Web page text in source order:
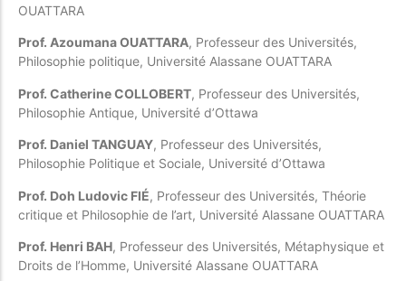
OUATTARA
Prof. Azoumana OUATTARA, Professeur des Universités,
Philosophie politique, Université Alassane OUATTARA
Prof. Catherine COLLOBERT, Professeur des Universités,
Philosophie Antique, Université d’Ottawa
Prof. Daniel TANGUAY, Professeur des Universités,
Philosophie Politique et Sociale, Université d’Ottawa
Prof. Doh Ludovic FIÉ, Professeur des Universités, Théorie
critique et Philosophie de l’art, Université Alassane OUATTARA
Prof. Henri BAH, Professeur des Universités, Métaphysique et
Droits de l’Homme, Université Alassane OUATTARA